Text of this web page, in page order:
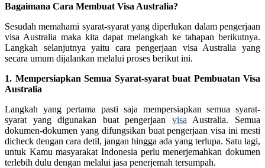
Bagaimana Cara Membuat Visa Australia?
Sesudah memahami syarat-syarat yang diperlukan dalam pengerjaan
visa Australia maka kita dapat melangkah ke tahapan berikutnya.
Langkah selanjutnya yaitu cara pengerjaan visa Australia yang
secara umum dijalankan melalui proses berikut ini.
1. Mempersiapkan Semua Syarat-syarat buat Pembuatan Visa
Australia
Langkah yang pertama pasti saja mempersiapkan semua syarat-
syarat yang digunakan buat pengerjaan visa Australia. Semua
dokumen-dokumen yang difungsikan buat pengerjaan visa ini mesti
dicheck dengan cara detil, jangan hingga ada yang terlupa. Satu lagi,
untuk Kamu masyarakat Indonesia perlu menerjemahkan dokumen
terlebih dulu dengan melalui jasa penerjemah tersumpah.